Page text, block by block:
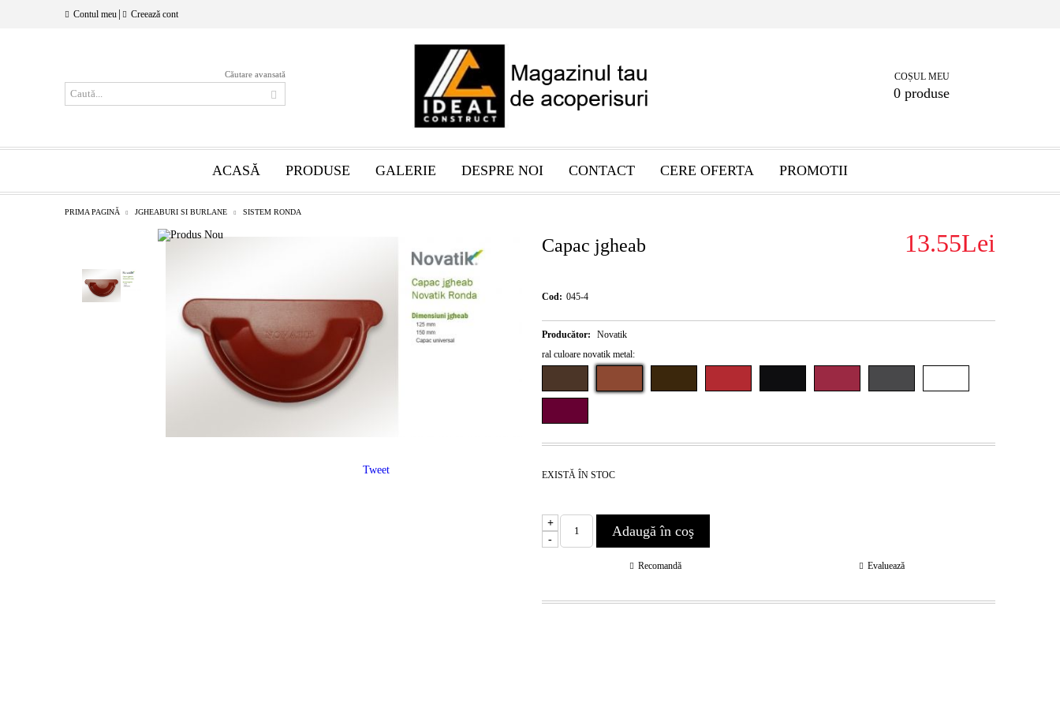
Contul meu Creează cont
Căutare avansată COȘUL MEU
0 produse
ACASĂ PRODUSE GALERIE DESPRE NOI CONTACT CERE OFERTA PROMOTII
PRIMA PAGINĂ JGHEABURI SI BURLANE SISTEM RONDA
Capac jgheab 13.55Lei
Cod: 045-4
Producător:
Novatik
ral culoare novatik metal:
EXISTĂ ÎN STOC
+
-
Recomandă Evaluează
Tweet